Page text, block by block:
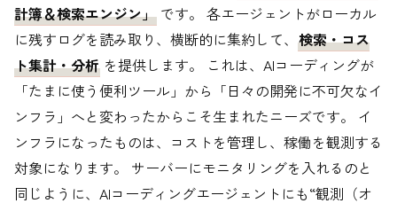
計簿＆検索エンジン」 です。 各エージェントがローカル
に残すログを読み取り、横断的に集約して、 検索・コス
ト集計・分析 を提供します。 これは、AIコーディングが
「たまに使う便利ツール」から「日々の開発に不可欠なイ
ンフラ」へと変わったからこそ生まれたニーズです。 イ
ンフラになったものは、コストを管理し、稼働を観測する
対象になります。 サーバーにモニタリングを入れるのと
同じように、AIコーディングエージェントにも“観測（オ